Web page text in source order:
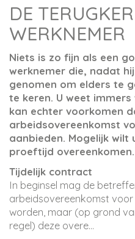
DE
WERKNEMER
Niets is zo fijn als een
werknemer die, nadat
genomen om elders te
te keren. U weet
kan echter voorkomen
arbeidsovereenkomst
aanbieden. Mogelijk wilt
proeftijd
Tijdelijk contract
In beginsel mag de
arbeidsovereenkomst
worden, maar (op grond
regel) deze overe...